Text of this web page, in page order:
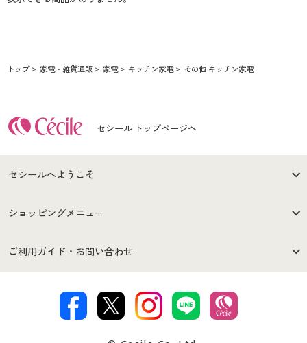
トップ 家電・雑貨通販 家電 キッチン家電 その他 キッチン家電
セシール トップページへ
セシールへようこそ
はじめての方へ
セシールご利用規約
著作権・商標について 会社案内
ショッピングメニュー
商品カテゴリ
ご利用ガイド・お問い合わせ
交換・返品は
お支払は